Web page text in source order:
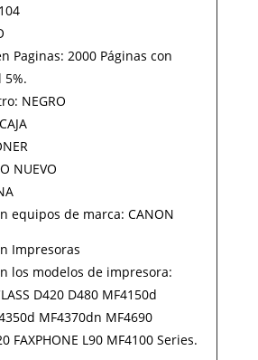
Paginas: 2000 Páginas con
NEGRO
NUEVO
equipos de marca: CANON
Impresoras
los modelos de impresora:
D420 D480 MF4150d
MF4370dn MF4690
FAXPHONE L90 MF4100 Series.